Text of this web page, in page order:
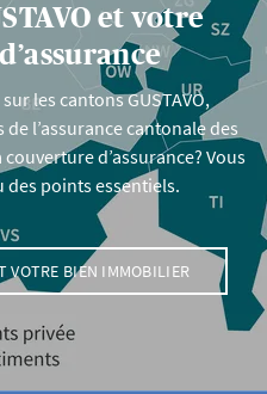
et votre
les cantons GUSTAVO,
l’assurance cantonale des
d’assurance? Vous
points essentiels.
VOTRE BIEN IMMOBILIER